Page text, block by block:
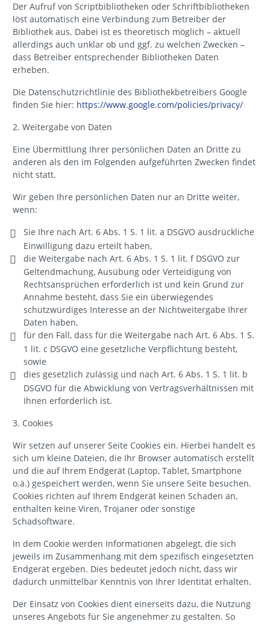
Der Aufruf von Scriptbibliotheken oder Schriftbibliotheken
löst automatisch eine Verbindung zum Betreiber der
Bibliothek aus. Dabei ist es theoretisch möglich – aktuell
allerdings auch unklar ob und ggf. zu welchen Zwecken –
dass Betreiber entsprechender Bibliotheken Daten
erheben.
Die Datenschutzrichtlinie des Bibliothekbetreibers Google
finden Sie hier: https://www.google.com/policies/privacy/
2. Weitergabe von Daten
Eine Übermittlung Ihrer persönlichen Daten an Dritte zu
anderen als den im Folgenden aufgeführten Zwecken findet
nicht statt.
Wir geben Ihre persönlichen Daten nur an Dritte weiter,
wenn:
Sie Ihre nach Art. 6 Abs. 1 S. 1 lit. a DSGVO ausdrückliche
Einwilligung dazu erteilt haben,
die Weitergabe nach Art. 6 Abs. 1 S. 1 lit. f DSGVO zur
Geltendmachung, Ausübung oder Verteidigung von
Rechtsansprüchen erforderlich ist und kein Grund zur
Annahme besteht, dass Sie ein überwiegendes
schutzwürdiges Interesse an der Nichtweitergabe Ihrer
Daten haben,
für den Fall, dass für die Weitergabe nach Art. 6 Abs. 1 S.
1 lit. c DSGVO eine gesetzliche Verpflichtung besteht,
sowie
dies gesetzlich zulässig und nach Art. 6 Abs. 1 S. 1 lit. b
DSGVO für die Abwicklung von Vertragsverhältnissen mit
Ihnen erforderlich ist.
3. Cookies
Wir setzen auf unserer Seite Cookies ein. Hierbei handelt es
sich um kleine Dateien, die Ihr Browser automatisch erstellt
und die auf Ihrem Endgerät (Laptop, Tablet, Smartphone
o.ä.) gespeichert werden, wenn Sie unsere Seite besuchen.
Cookies richten auf Ihrem Endgerät keinen Schaden an,
enthalten keine Viren, Trojaner oder sonstige
Schadsoftware.
In dem Cookie werden Informationen abgelegt, die sich
jeweils im Zusammenhang mit dem spezifisch eingesetzten
Endgerät ergeben. Dies bedeutet jedoch nicht, dass wir
dadurch unmittelbar Kenntnis von Ihrer Identität erhalten.
Der Einsatz von Cookies dient einerseits dazu, die Nutzung
unseres Angebots für Sie angenehmer zu gestalten. So